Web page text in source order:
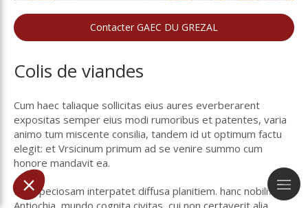
Contacter GAEC DU GREZAL
Colis de viandes
Cum haec taliaque sollicitas eius aures everberarent
expositas semper eius modi rumoribus et patentes, varia
animo tum miscente consilia, tandem id ut optimum factu
elegit: et Vrsicinum primum ad se venire summo cum
honore mandavit ea.
Per speciosam interpatet diffusa planitiem. hanc nobilitat
Antiochia, mundo cognita civitas, cui non certaverit alia